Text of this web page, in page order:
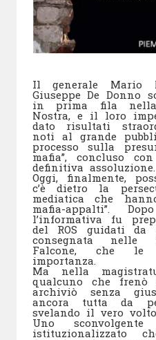
Il generale
Giuseppe De Donno
in prima fila
Nostra, e il loro
dato risultati
noti al grande
processo sulla
mafia”, concluso
definitiva assoluzione.
Oggi, finalmente,
c’è dietro la
mediatica che
mafia-appalti”.
l’informativa fu
del ROS guidati
consegnata
Falcone, che le
importanza.
Ma nella
qualcuno che
archiviò senza
ancora tutta da
svelando il vero
Uno
istituzionalizzato